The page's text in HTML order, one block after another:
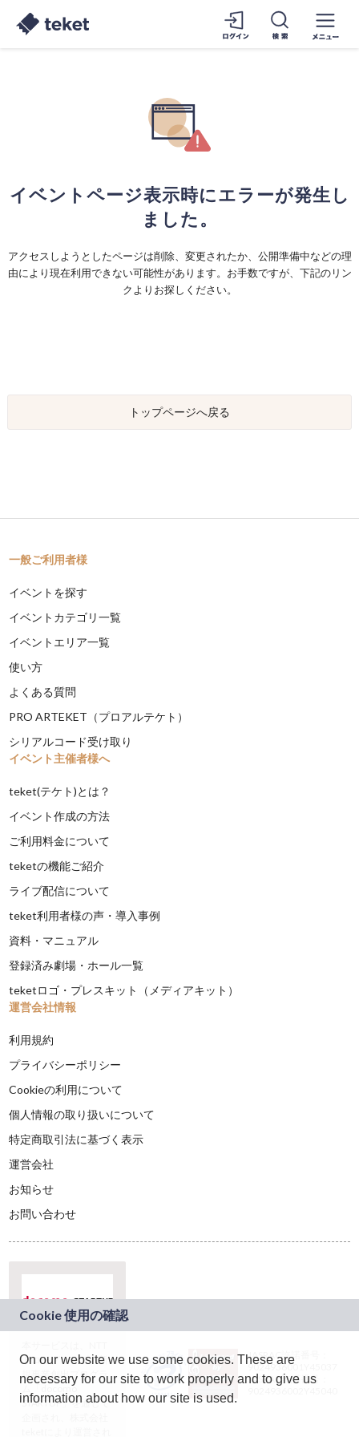
イベントページ表示時にエラーが発生し
ました。
アクセスしようとしたページは削除、変更されたか、公開準備中などの理
由により現在利用できない可能性があります。お手数ですが、下記のリン
クよりお探しください。
トップページへ戻る
一般ご利用者様
イベントを探す
イベントカテゴリ一覧
イベントエリア一覧
使い方
よくある質問
PRO ARTEKET（プロアルテケト）
シリアルコード受け取り
イベント主催者様へ
teket(テケト)とは？
イベント作成の方法
ご利用料金について
teketの機能ご紹介
ライブ配信について
teket利用者様の声・導入事例
資料・マニュアル
登録済み劇場・ホール一覧
teketロゴ・プレスキット（メディアキット）
運営会社情報
利用規約
プライバシーポリシー
Cookieの利用について
個人情報の取り扱いについて
特定商取引法に基づく表示
運営会社
お知らせ
お問い合わせ
ドコモグループの新
規事業創出プログラ
ム「docomo
STARTUP」を通じて
JASRAC許諾番号：
9024936001Y45037
JASRAC許諾番号：
On our website we use some cookies. These are
necessary for our site to work properly and to give us
information about how our site is used.